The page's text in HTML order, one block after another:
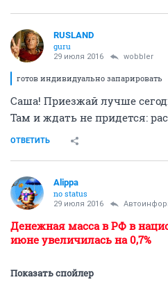
RUSLAND
guru
29 июля 2016 wobbler
готов индивидуально запарировать
Саша! Приезжай лучше
Там и ждать не придется:
ОТВЕТИТЬ
Alippa
no status
29 июля 2016
Денежная масса в РФ в
июне увеличилась на 0,7%
Показать спойлер